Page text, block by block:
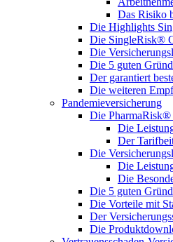
Das Risiko
Die Highlights
Die SingleRisk®
Die
Die 5 guten
Der garantiert
Die weiteren
Pandemieversicherung
Die
Die
Der
Die
Die
Die
Die 5 guten
Die Vorteile mit
Der
Die